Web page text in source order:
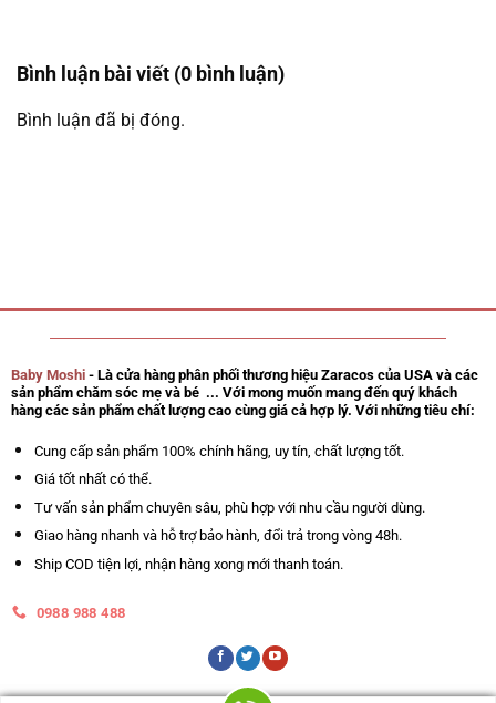
Bình luận bài viết (0 bình luận)
Bình luận đã bị đóng.
Baby Moshi- Là cửa hàng phân phối thương hiệu Zaracos của USA và các
sản phẩm chăm sóc mẹ và bé ... Với mong muốn mang đến quý khách
hàng các sản phẩm chất lượng cao cùng giá cả hợp lý. Với những tiêu chí:
Cung cấp sản phẩm 100% chính hãng, uy tín, chất lượng tốt.
Giá tốt nhất có thể.
Tư vấn sản phẩm chuyên sâu, phù hợp với nhu cầu người dùng.
Giao hàng nhanh và hỗ trợ bảo hành, đổi trả trong vòng 48h.
Ship COD tiện lợi, nhận hàng xong mới thanh toán.
0988 988 488